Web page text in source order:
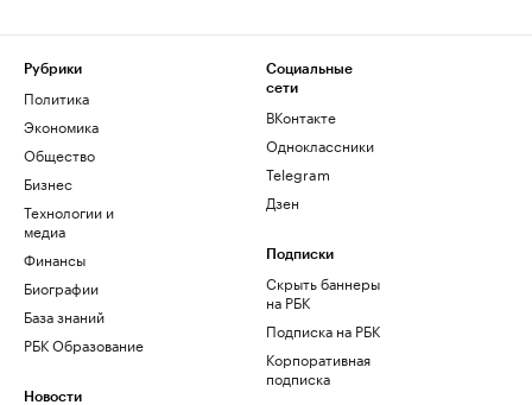
Рубрики
Политика
Экономика
Общество
Бизнес
Технологии и
медиа
Финансы
Биографии
База знаний
РБК Образование
Новости
Социальные
сети
ВКонтакте
Одноклассники
Telegram
Дзен
Подписки
Скрыть баннеры
на РБК
Подписка на РБК
Корпоративная
подписка